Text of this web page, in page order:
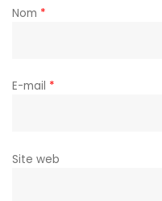
Nom *
E-mail *
Site web